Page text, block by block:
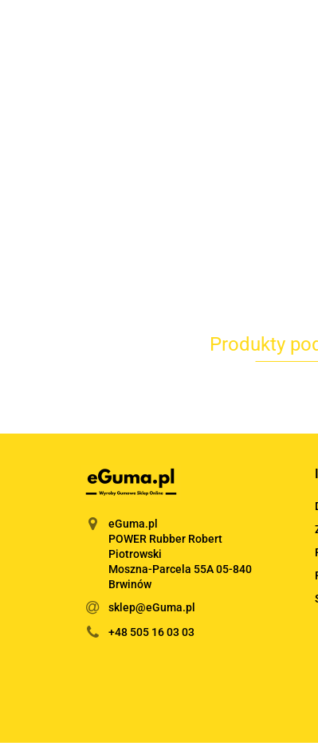
Produkty
eGuma.pl
POWER Rubber Robert
Piotrowski
Moszna-Parcela 55A 05-840
Brwinów
sklep@eGuma.pl
+48 505 16 03 03